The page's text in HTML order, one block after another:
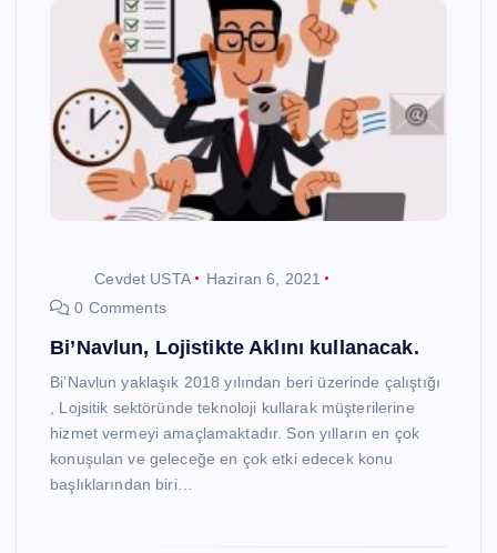
Cevdet USTA
Haziran 6, 2021
0 Comments
Bi’Navlun, Lojistikte Aklını kullanacak.
Bi’Navlun yaklaşık 2018 yılından beri üzerinde çalıştığı
, Lojsitik sektöründe teknoloji kullarak müşterilerine
hizmet vermeyi amaçlamaktadır. Son yılların en çok
konuşulan ve geleceğe en çok etki edecek konu
başlıklarından biri…